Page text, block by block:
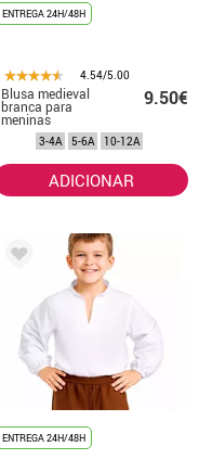
ENTREGA 24H/48H
4.54/5.00
Blusa medieval
branca para
meninas
9.50€
3-4A 5-6A 10-12A
ADICIONAR
ENTREGA 24H/48H